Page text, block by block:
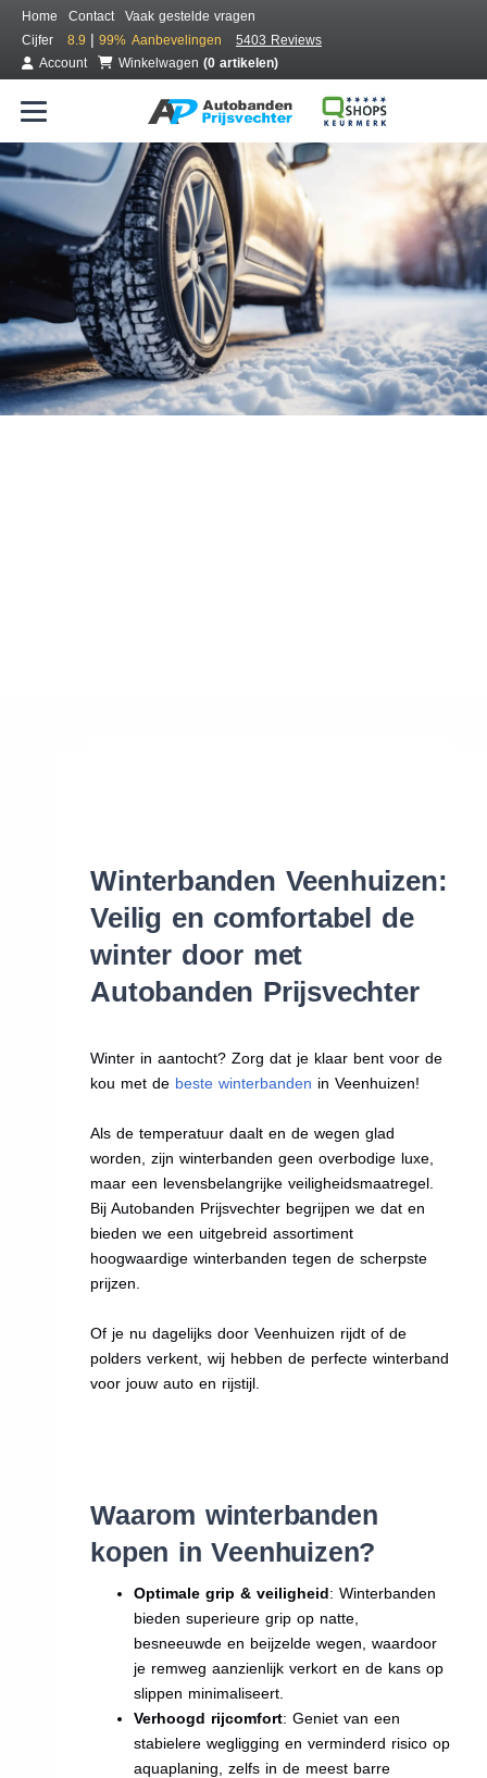
Home Contact
Vaak gestelde vragen
Cijfer
8.9 | 99% Aanbevelingen
5403 Reviews
Account
Winkelwagen (0 artikelen)
Bestel voordelig winterbanden
Gratis bezorgd of montage bij jou in de buurt
Seizoen:
Merken:
Winterbanden Veenhuizen:
Veilig en comfortabel de
winter door met
Autobanden Prijsvechter
Winter in aantocht? Zorg dat je klaar bent voor de
kou met de beste winterbanden in Veenhuizen!
Als de temperatuur daalt en de wegen glad
worden, zijn winterbanden geen overbodige luxe,
maar een levensbelangrijke veiligheidsmaatregel.
Bij Autobanden Prijsvechter begrijpen we dat en
bieden we een uitgebreid assortiment
hoogwaardige winterbanden tegen de scherpste
prijzen.
Of je nu dagelijks door Veenhuizen rijdt of de
polders verkent, wij hebben de perfecte winterband
voor jouw auto en rijstijl.
Waarom winterbanden
kopen in Veenhuizen?
Optimale grip & veiligheid: Winterbanden
bieden superieure grip op natte,
besneeuwde en beijzelde wegen, waardoor
je remweg aanzienlijk verkort en de kans op
slippen minimaliseert.
Verhoogd rijcomfort: Geniet van een
stabielere wegligging en verminderd risico op
aquaplaning, zelfs in de meest barre